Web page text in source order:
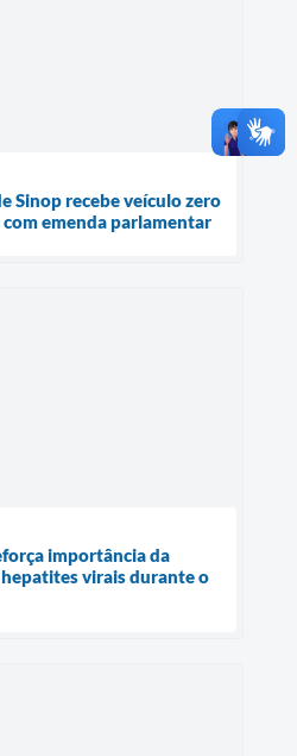
Sinop recebe veículo zero
emenda parlamentar
importância da
virais durante o